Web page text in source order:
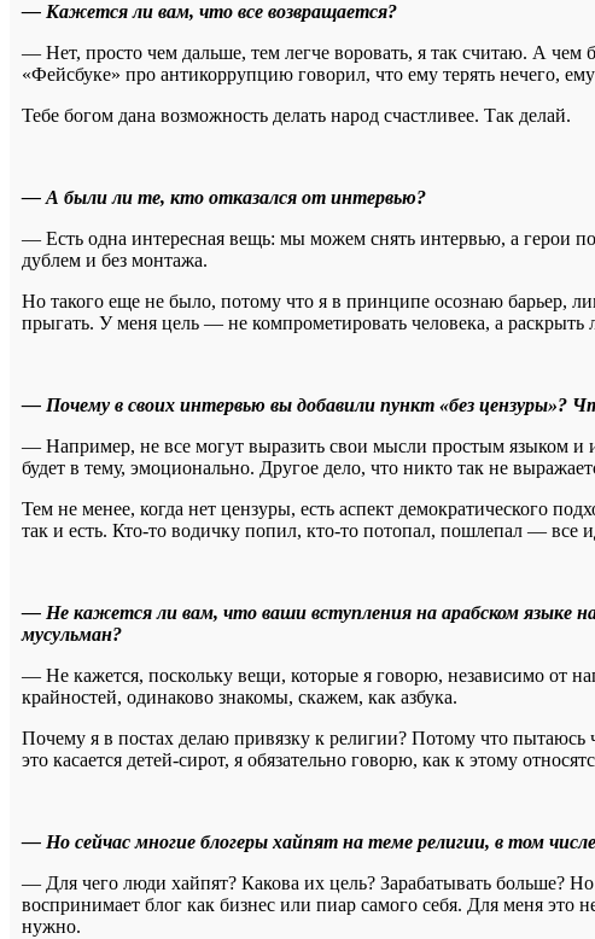
— Кажется ли вам, что все возвращается?
— Нет, просто чем дальше, тем легче воровать, я так считаю. А
«Фейсбуке» про антикоррупцию говорил, что ему терять нечего,
Тебе богом дана возможность делать народ счастливее. Так делай.
— А были ли те, кто отказался от интервью?
— Есть одна интересная вещь: мы можем снять интервью, а герои
дублем и без монтажа.
Но такого еще не было, потому что я в принципе осознаю барьер,
прыгать. У меня цель — не компрометировать человека, а раскрыть
— Почему в своих интервью вы добавили пункт «без цензуры»?
— Например, не все могут выразить свои мысли простым языком и
будет в тему, эмоционально. Другое дело, что никто так не
Тем не менее, когда нет цензуры, есть аспект демократического
так и есть. Кто-то водичку попил, кто-то потопал, пошлепал — все
— Не кажется ли вам, что ваши вступления на арабском языке
мусульман?
— Не кажется, поскольку вещи, которые я говорю, независимо от
крайностей, одинаково знакомы, скажем, как азбука.
Почему я в постах делаю привязку к религии? Потому что
это касается детей-сирот, я обязательно говорю, как к этому
— Но сейчас многие блогеры хайпят на теме религии, в том
— Для чего люди хайпят? Какова их цель? Зарабатывать больше?
воспринимает блог как бизнес или пиар самого себя. Для меня это
нужно.